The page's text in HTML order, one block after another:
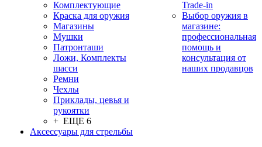
Комплектующие
Краска для оружия
Магазины
Мушки
Патронташи
Ложи, Комплекты
шасси
Ремни
Чехлы
Приклады, цевья и
рукоятки
+ ЕЩЕ 6
Аксессуары для стрельбы
Trade-in
Выбор оружия в
магазине:
профессиональная
помощь и
консультация от
наших продавцов